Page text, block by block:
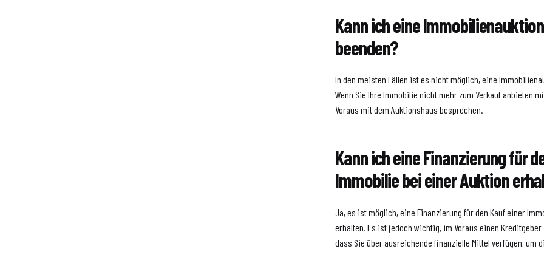
Kann ich eine Immobilienauktion
beenden?
In den meisten Fällen ist es nicht möglich, eine
Wenn Sie Ihre Immobilie nicht mehr zum Verkauf anbieten
Voraus mit dem Auktionshaus besprechen.
Kann ich eine Finanzierung für
Immobilie bei einer Auktion
Ja, es ist möglich, eine Finanzierung für den Kauf einer
erhalten. Es ist jedoch wichtig, im Voraus einen Kreditgeber
dass Sie über ausreichende finanzielle Mittel verfügen, um